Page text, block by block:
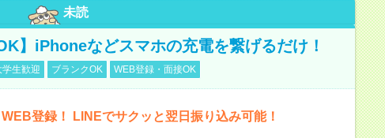
未読
】iPhoneなどスマホの充電を繋げるだけ！
学生歓迎 ブランクOK WEB登録・面接OK
登録！ LINEでサクッと翌日振り込み可能！